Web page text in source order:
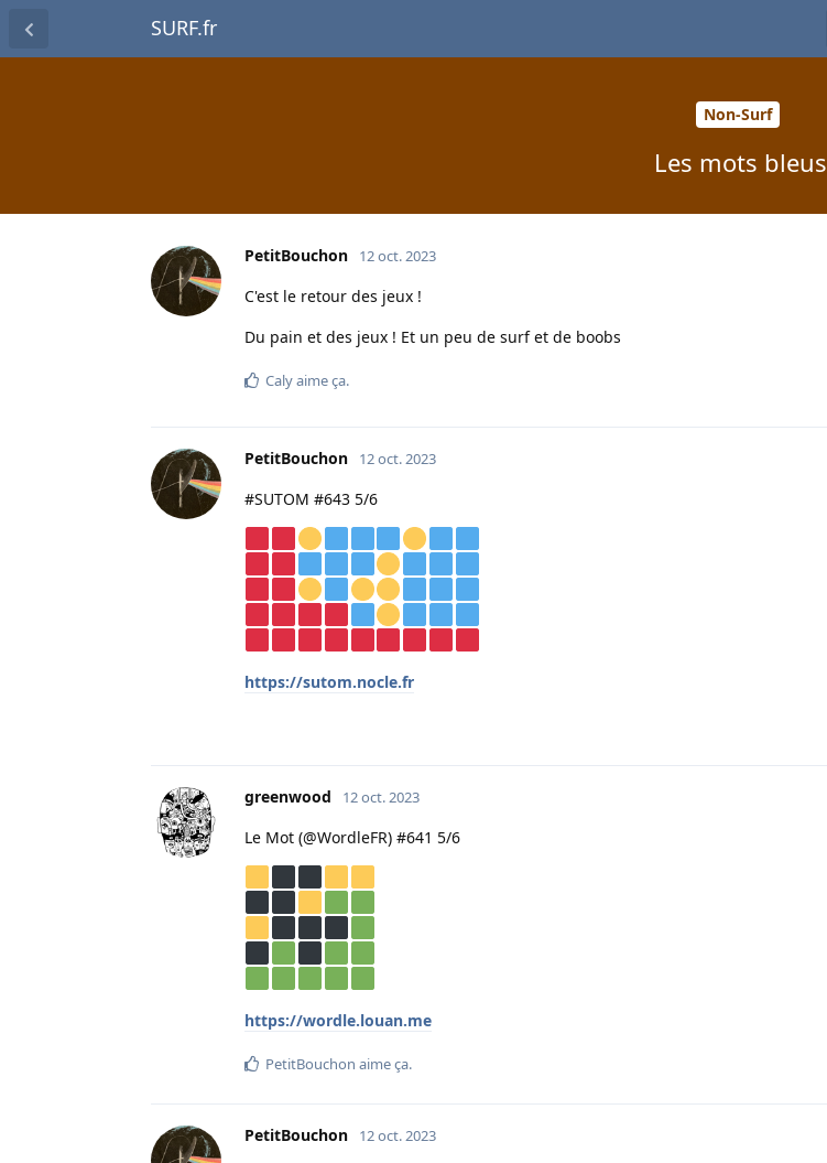
SURF.fr
Non-Surf
Les mots bleus
PetitBouchon 12 oct. 2023
C'est le retour des jeux !
Du pain et des jeux ! Et un peu de surf et de boobs
Calyaime ça.
PetitBouchon 12 oct. 2023
#SUTOM #643 5/6
https://sutom.nocle.fr
greenwood 12 oct. 2023
Le Mot (@WordleFR) #641 5/6
https://wordle.louan.me
PetitBouchon aime ça.
PetitBouchon 12 oct. 2023